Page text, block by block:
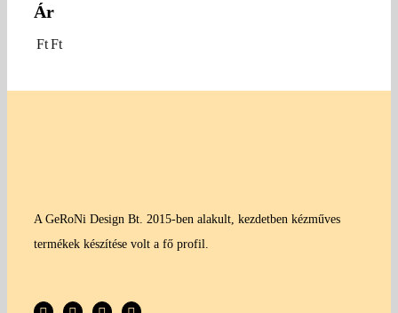
Ár
FtFt
A GeRoNi Design Bt. 2015-ben alakult, kezdetben kézműves
termékek készítése volt a fő profil.